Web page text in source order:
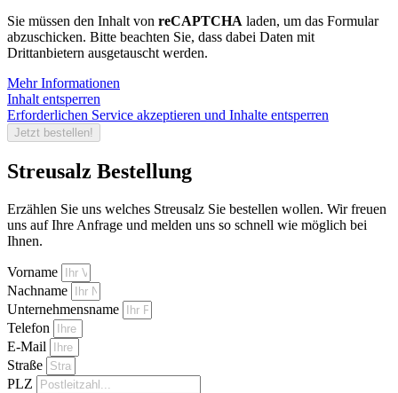
Sie müssen den Inhalt von reCAPTCHA laden, um das Formular
abzuschicken. Bitte beachten Sie, dass dabei Daten mit
Drittanbietern ausgetauscht werden.
Mehr Informationen
Inhalt entsperren
Erforderlichen Service akzeptieren und Inhalte entsperren
Jetzt bestellen!
Streusalz Bestellung
Erzählen Sie uns welches Streusalz Sie bestellen wollen. Wir freuen
uns auf Ihre Anfrage und melden uns so schnell wie möglich bei
Ihnen.
Vorname
Nachname
Unternehmensname
Telefon
E-Mail
Straße
PLZ